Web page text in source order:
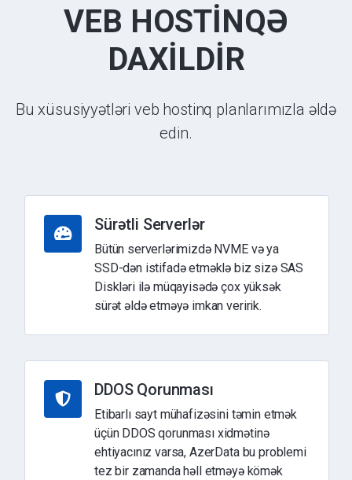
VEB HOSTİNQƏ
DAXİLDİR
Bu xüsusiyyətləri veb hostinq planlarımızla əldə
edin.
Sürətli Serverlər
Bütün serverlərimizdə NVME və ya
SSD-dən istifadə etməklə biz sizə SAS
Diskləri ilə müqayisədə çox yüksək
sürət əldə etməyə imkan veririk.
DDOS Qorunması
Etibarlı sayt mühafizəsini təmin etmək
üçün DDOS qorunması xidmətinə
ehtiyacınız varsa, AzerData bu problemi
tez bir zamanda həll etməyə kömək